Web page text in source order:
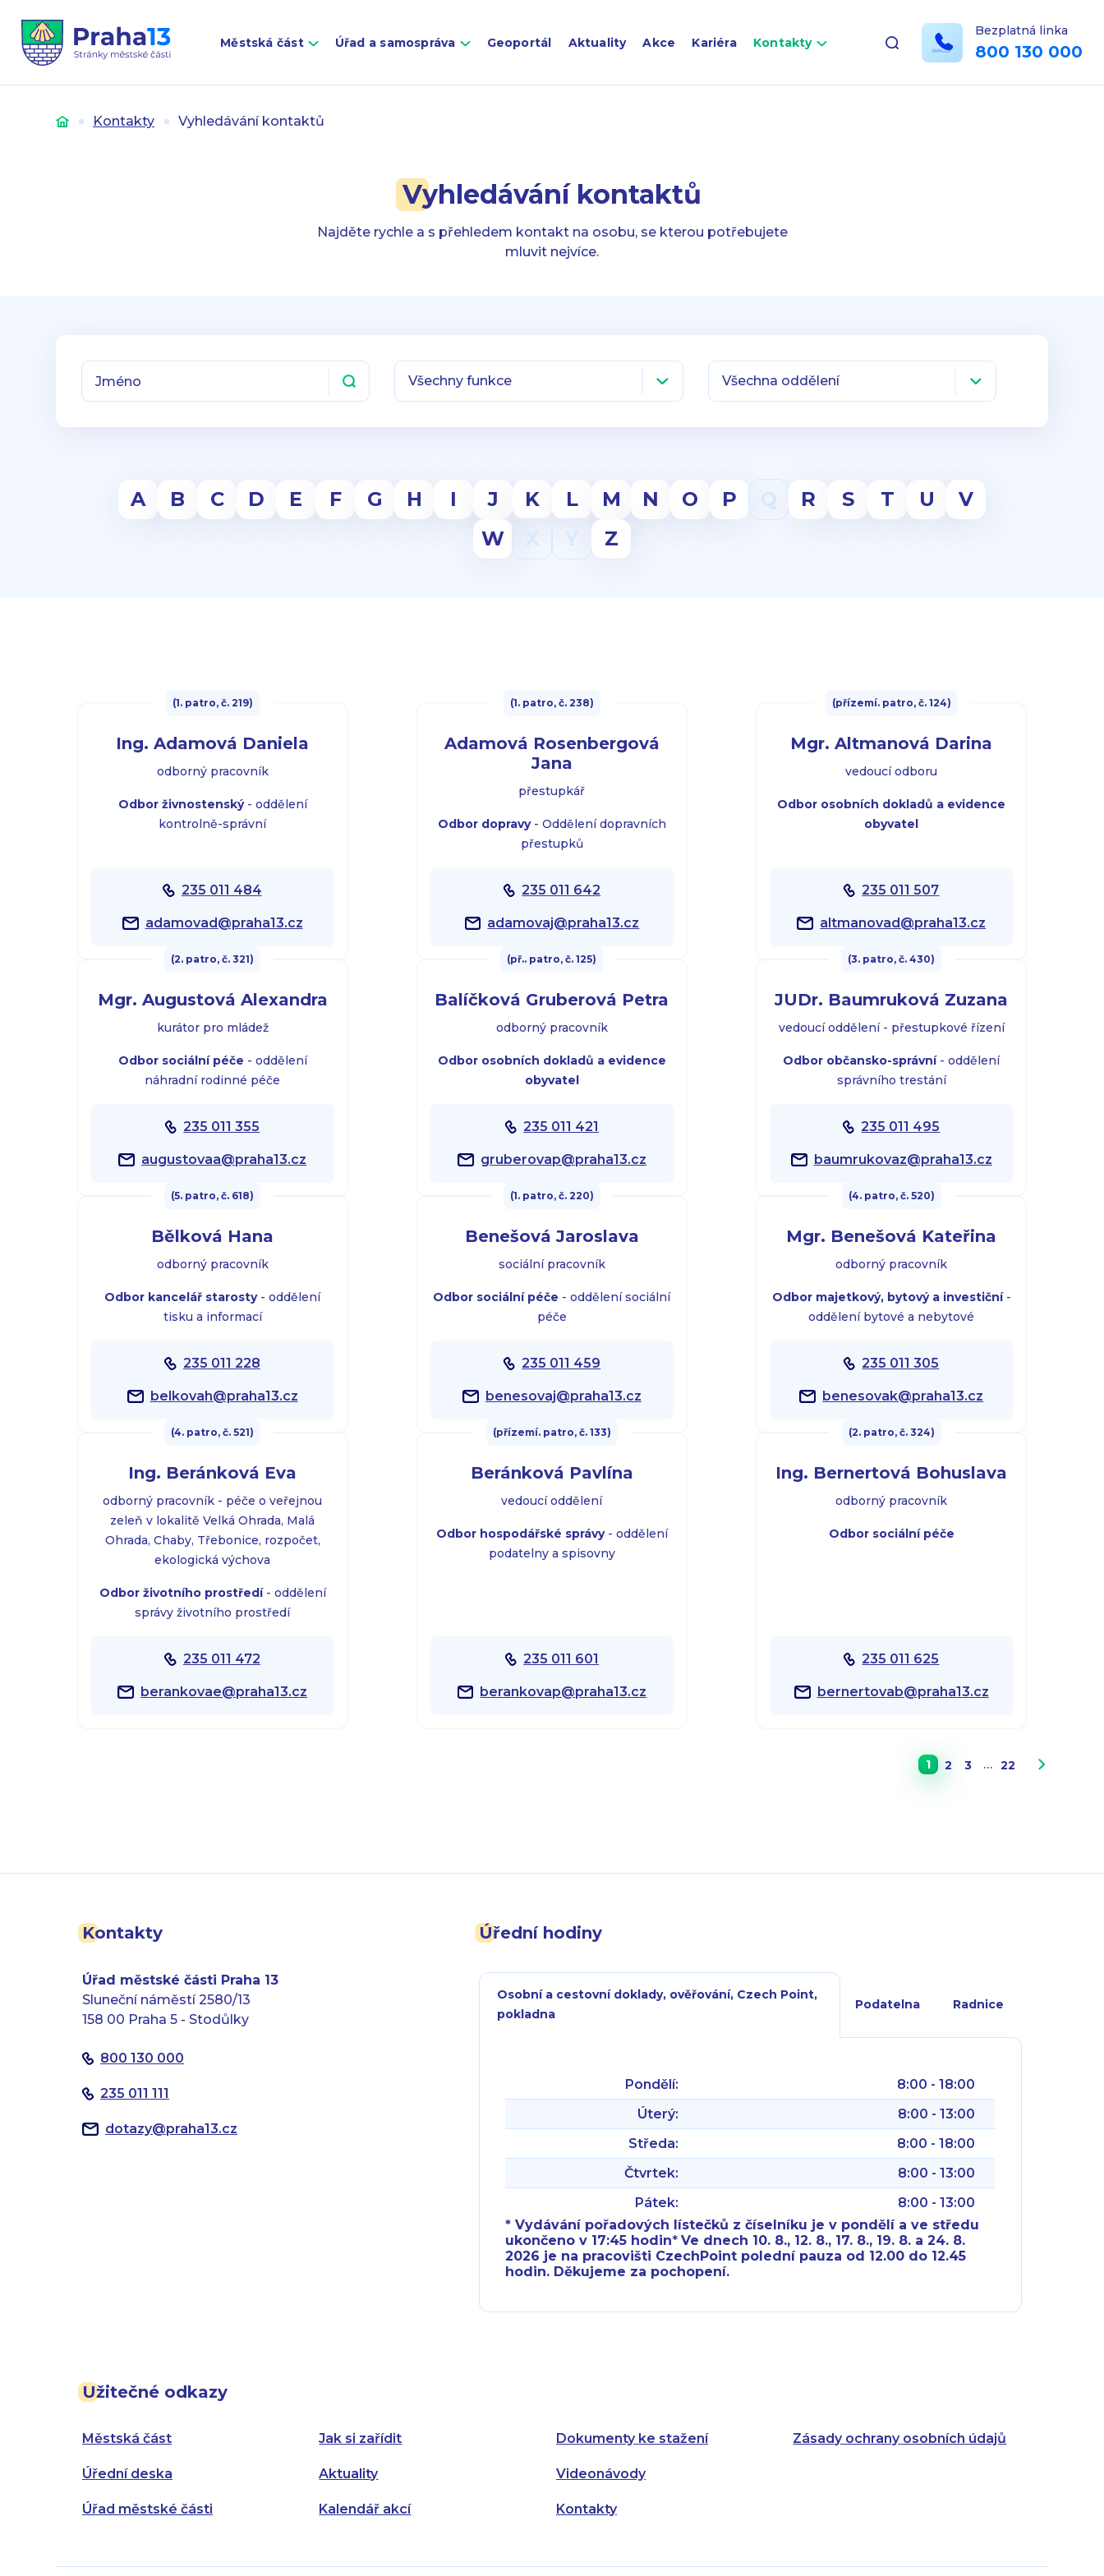
Městská část Úřad a samospráva Geoportál Aktuality Akce Kariéra Kontakty
Bezplatná linka
800 130 000
Úvod Kontakty Vyhledávání kontaktů
Vyhledávání kontaktů
Najděte rychle a s přehledem kontakt na osobu, se kterou potřebujete
mluvit nejvíce.
A B C D E F G H I J K L M N O P Q R S T U
V
W
X Y Z
(1. patro, č. 219)
Ing. Adamová Daniela
odborný pracovník
Odbor živnostenský- oddělení
kontrolně-správní
235 011 484
adamovad@praha13.cz
(1. patro, č. 238)
Adamová Rosenbergová
Jana
přestupkář
Odbor dopravy- Oddělení dopravních
přestupků
235 011 642
adamovaj@praha13.cz
(přízemí. patro, č. 124)
Mgr. Altmanová Darina
vedoucí odboru
Odbor osobních dokladů a evidence
obyvatel
235 011 507
altmanovad@praha13.cz
(2. patro, č. 321)
Mgr. Augustová Alexandra
kurátor pro mládež
Odbor sociální péče - oddělení
náhradní rodinné péče
235 011 355
augustovaa@praha13.cz
(př.. patro, č. 125)
Balíčková Gruberová Petra
odborný pracovník
Odbor osobních dokladů a evidence
obyvatel
235 011 421
gruberovap@praha13.cz
(3. patro, č. 430)
JUDr. Baumruková Zuzana
vedoucí oddělení - přestupkové řízení
Odbor občansko-správní- oddělení
správního trestání
235 011 495
baumrukovaz@praha13.cz
(5. patro, č. 618)
Bělková Hana
odborný pracovník
Odbor kancelář starosty- oddělení
tisku a informací
235 011 228
belkovah@praha13.cz
(1. patro, č. 220)
Benešová Jaroslava
sociální pracovník
Odbor sociální péče - oddělení sociální
péče
235 011 459
benesovaj@praha13.cz
(4. patro, č. 520)
Mgr. Benešová Kateřina
odborný pracovník
Odbor majetkový, bytový a investiční-
oddělení bytové a nebytové
235 011 305
benesovak@praha13.cz
(4. patro, č. 521)
Ing. Beránková Eva
odborný pracovník - péče o veřejnou
zeleň v lokalitě Velká Ohrada, Malá
Ohrada, Chaby, Třebonice, rozpočet,
ekologická výchova
Odbor životního prostředí- oddělení
správy životního prostředí
235 011 472
berankovae@praha13.cz
(přízemí. patro, č. 133)
Beránková Pavlína
vedoucí oddělení
Odbor hospodářské správy- oddělení
podatelny a spisovny
235 011 601
berankovap@praha13.cz
(2. patro, č. 324)
Ing. Bernertová Bohuslava
odborný pracovník
Odbor sociální péče
235 011 625
bernertovab@praha13.cz
1 2 3 … 22
Kontakty
Úřad městské části Praha 13
Sluneční náměstí 2580/13
158 00 Praha 5 - Stodůlky
800 130 000
235 011 111
dotazy@praha13.cz
Užitečné odkazy
Městská část
Úřední deska
Úřad městské části
Jak si zařídit
Aktuality
Kalendář akcí
Dokumenty ke stažení
Videonávody
Kontakty
Zásady ochrany osobních údajů
Úřední hodiny
Osobní a cestovní doklady, ověřování, Czech Point,
pokladna
Podatelna Radnice
Pondělí:
8:00 - 18:00
Úterý:
8:00 - 13:00
Středa:
8:00 - 18:00
Čtvrtek:
8:00 - 13:00
Pátek:
8:00 - 13:00
* Vydávání pořadových lístečků z číselníku je v pondělí a ve středu
ukončeno v 17:45 hodin*Ve dnech 10. 8., 12. 8., 17. 8., 19. 8. a 24. 8.
2026 je na pracovišti CzechPoint polední pauza od 12.00 do 12.45
hodin. Děkujeme za pochopení.
Pátek:
8:00 - 14:30